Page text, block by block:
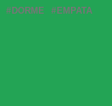
DORME
EMPATA